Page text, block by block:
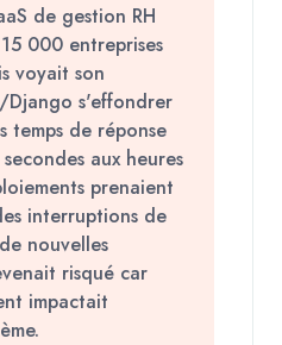
de gestion RH
000 entreprises
voyait son
s'effondrer
temps de réponse
aux heures
prenaient
interruptions de
nouvelles
risqué car
impactait